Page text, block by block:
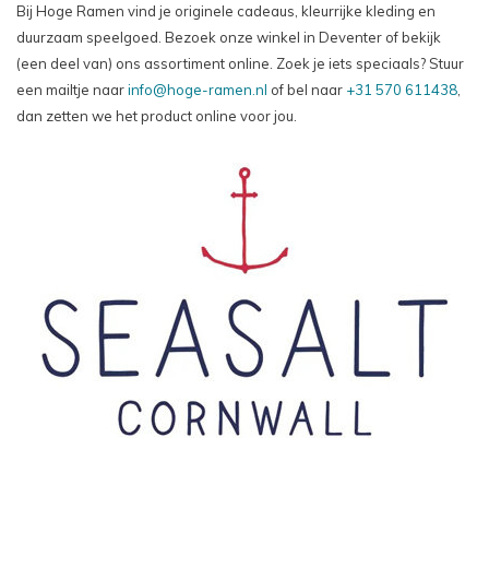
Bij Hoge Ramen vind je originele cadeaus, kleurrijke kleding en
duurzaam speelgoed. Bezoek onze winkel in Deventer of bekijk
(een deel van) ons assortiment online. Zoek je iets speciaals? Stuur
een mailtje naarinfo@hoge-ramen.nl of bel naar +31 570 611438
dan zetten we het product online voor jou.